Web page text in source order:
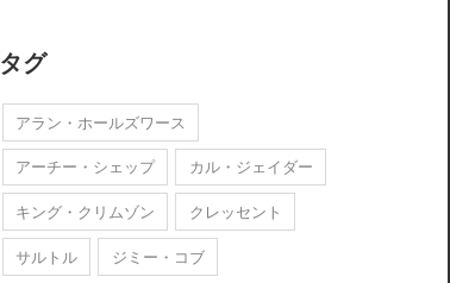
タグ
アラン・ホールズワース
アーチー・シェップ
カル・ジェイダー
キング・クリムゾン
クレッセント
サルトル
ジミー・コブ